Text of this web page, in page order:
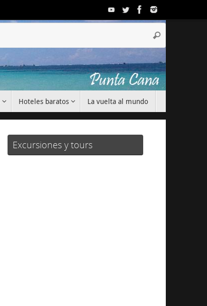
Buscar
Hoteles baratos La vuelta al mundo
Excursiones y tours